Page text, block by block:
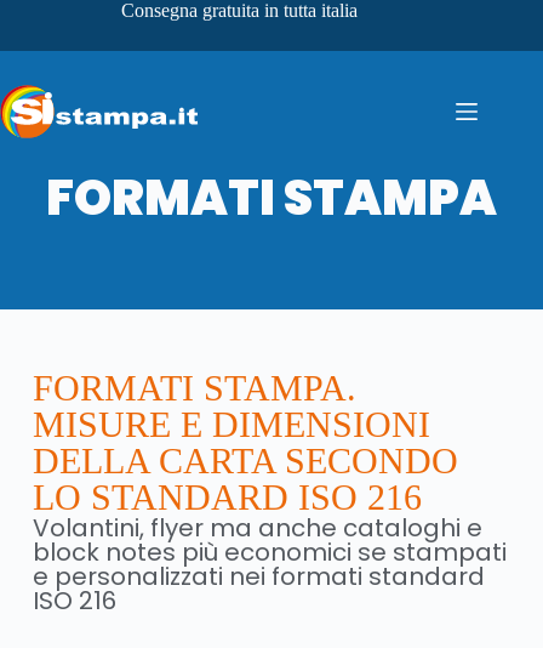
Consegna gratuita in tutta italia
FORMATI STAMPA
FORMATI STAMPA.
MISURE E DIMENSIONI
DELLA CARTA SECONDO
LO STANDARD ISO 216
Volantini, flyer ma anche cataloghi e
block notes più economici se stampati
e personalizzati nei formati standard
ISO 216